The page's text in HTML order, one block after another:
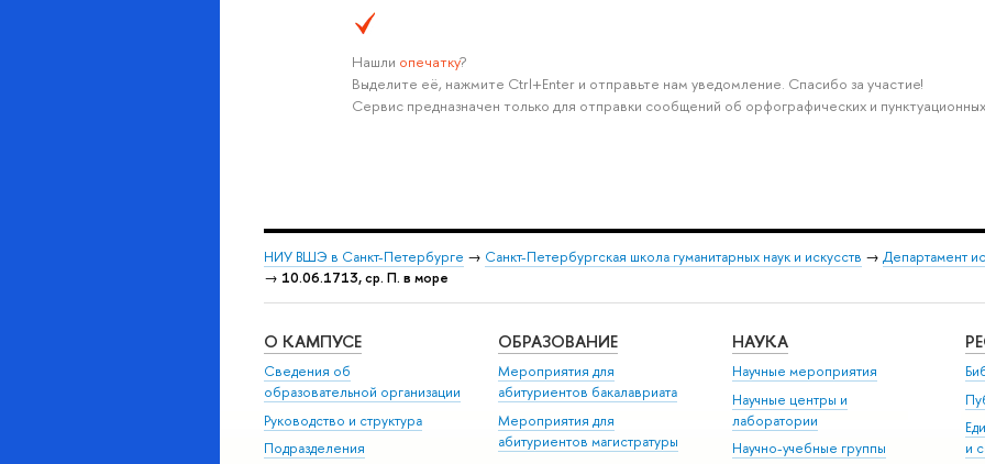
Нашли опечатку?
Выделите её, нажмите Ctrl+Enter и отправьте нам уведомление. Спасибо за участие!
Сервис предназначен только для отправки сообщений об орфографических и
НИУ ВШЭ в Санкт-Петербурге → Санкт-Петербургская школа гуманитарных наук и искусств → Департамент
→ 10.06.1713, ср. П. в море
О КАМПУСЕ
Сведения об
образовательной организации
Руководство и структура
Подразделения
ОБРАЗОВАНИЕ
Мероприятия для
абитуриентов бакалавриата
Мероприятия для
абитуриентов магистратуры
НАУКА
Научные мероприятия
Научные центры и
лаборатории
Научно-учебные группы
и